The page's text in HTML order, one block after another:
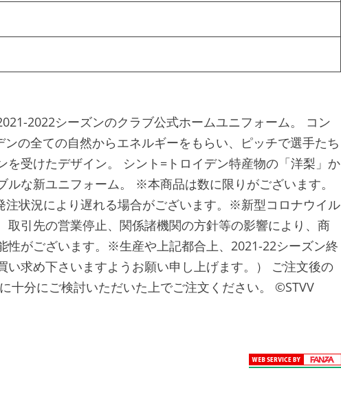
2022シーズンのクラブ公式ホームユニフォーム。 コン
の全ての自然からエネルギーをもらい、ピッチで選手たち
受けたデザイン。 シント=トロイデン特産物の「洋梨」か
な新ユニフォーム。 ※本商品は数に限りがございます。
状況により遅れる場合がございます。※新型コロナウイル
取引先の営業停止、関係諸機関の方針等の影響により、商
性がございます。※生産や上記都合上、2021-22シーズン終
求め下さいますようお願い申し上げます。） ご注文後の
十分にご検討いただいた上でご注文ください。 ©STVV